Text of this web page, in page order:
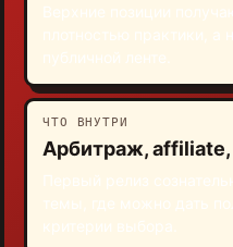
Верхние позиции
плотностью практики, а
публичной ленте.
ЧТО ВНУТРИ
Арбитраж, affiliate,
Первый релиз
темы, где можно дать
критерии выбора.